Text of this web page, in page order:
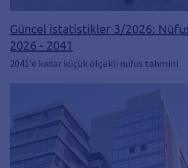
Güncel istatistikler 3/2026:
2026 - 2041
2041'e kadar küçük ölçekli nüfus tahmini